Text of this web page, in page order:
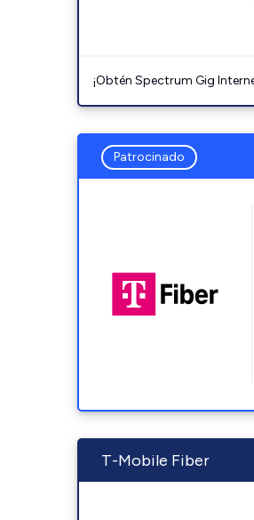
¡Obtén Spectrum Gig
Patrocinado
T-Mobile Fiber